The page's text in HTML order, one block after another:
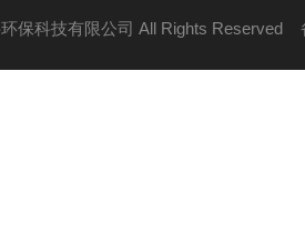
保科技有限公司 All Rights Reserved